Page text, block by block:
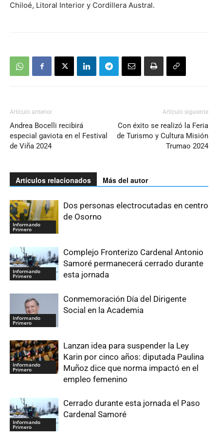
Chiloé, Litoral Interior y Cordillera Austral.
Artículo anterior
Andrea Bocelli recibirá
especial gaviota en el Festival
de Viña 2024
Artículo siguiente
Con éxito se realizó la Feria
de Turismo y Cultura Misión
Trumao 2024
Artículos relacionados Más del autor
Informando
Primero
Dos personas electrocutadas en centro
de Osorno
Informando
Primero
Complejo Fronterizo Cardenal Antonio
Samoré permanecerá cerrado durante
esta jornada
Informando
Primero
Conmemoración Día del Dirigente
Social en la Academia
Informando
Primero
Lanzan idea para suspender la Ley
Karin por cinco años: diputada Paulina
Muñoz dice que norma impactó en el
empleo femenino
Informando
Primero
Cerrado durante esta jornada el Paso
Cardenal Samoré